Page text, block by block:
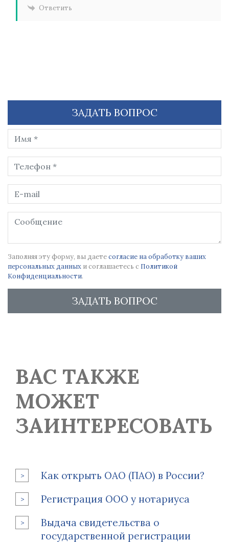
Ответить
ЗАДАТЬ ВОПРОС
Заполняя эту форму, вы даетесогласие на обработку ваших
персональных данных и соглашаетесь с Политикой
Конфиденциальности.
ЗАДАТЬ ВОПРОС
ВАС ТАКЖЕ
МОЖЕТ
ЗАИНТЕРЕСОВАТЬ
Как открыть ОАО (ПАО) в России?
Регистрация ООО у нотариуса
Выдача свидетельства о
государственной регистрации